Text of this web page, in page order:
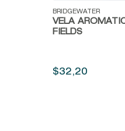
Vista rápida
BRIDGEWATER
VELA
FIELDS
$32,20